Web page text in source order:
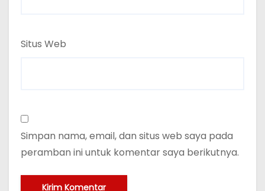
Situs Web
Simpan nama, email, dan situs web saya pada
peramban ini untuk komentar saya berikutnya.